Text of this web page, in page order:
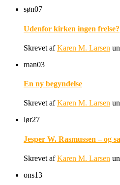
søn07
Udenfor kirken ingen frelse?
Skrevet afKaren M. Larsen
man03
En ny begyndelse
Skrevet afKaren M. Larsen
lør27
Jesper W. Rasmussen – og
Skrevet afKaren M. Larsen
ons13